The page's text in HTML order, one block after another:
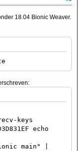
18.04 Bionic Weaver.
keys
echo
main" |